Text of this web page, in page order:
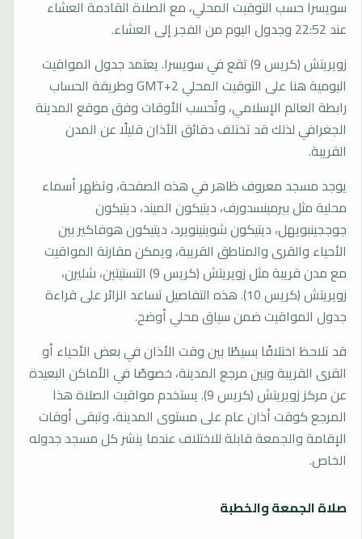
سويسرا حسب التوقيت المحلي، مع الصلاة القادمة العشاء
عند 22:52 وجدول اليوم من الفجر إلى العشاء.
زويريتش (كريس 9) تقع في سويسرا. يعتمد جدول المواقيت
اليومية هنا على التوقيت المحلي GMT+2 وطريقة الحساب
رابطة العالم الإسلامي، وتُحسب الأوقات وفق موقع المدينة
الجغرافي لذلك قد تختلف دقائق الأذان قليلًا عن المدن
القريبة.
يوجد مسجد معروف ظاهر في هذه الصفحة، وتظهر أسماء
محلية مثل بيرمينسدورف، ديتيكون الميند، ديتيكون
جوججينبويهل، ديتيكون شوينينويرد، ديتيكون هوفاكير بين
الأحياء والقرى والمناطق القريبة، ويمكن مقارنة المواقيت
مع مدن قريبة مثل زويريتش (كريس 9) التستيتين، شليرن،
زويريتش (كريس 10). هذه التفاصيل تساعد الزائر على قراءة
جدول المواقيت ضمن سياق محلي أوضح.
قد تلاحظ اختلافًا بسيطًا بين وقت الأذان في بعض الأحياء أو
القرى القريبة وبين مرجع المدينة، خصوصًا في الأماكن البعيدة
عن مركز زويريتش (كريس 9). يستخدم مواقيت الصلاة هذا
المرجع كوقت أذان عام على مستوى المدينة، وتبقى أوقات
الإقامة والجمعة قابلة للاختلاف عندما ينشر كل مسجد جدوله
الخاص.
صلاة الجمعة والخطبة